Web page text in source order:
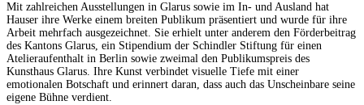
Mit zahlreichen Ausstellungen in Glarus sowie im In- und Ausland hat
Hauser ihre Werke einem breiten Publikum präsentiert und wurde für ihre
Arbeit mehrfach ausgezeichnet. Sie erhielt unter anderem den Förderbeitrag
des Kantons Glarus, ein Stipendium der Schindler Stiftung für einen
Atelieraufenthalt in Berlin sowie zweimal den Publikumspreis des
Kunsthaus Glarus. Ihre Kunst verbindet visuelle Tiefe mit einer
emotionalen Botschaft und erinnert daran, dass auch das Unscheinbare seine
eigene Bühne verdient.